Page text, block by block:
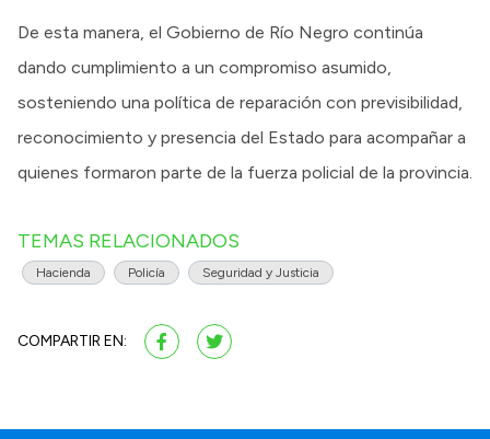
De esta manera, el Gobierno de Río Negro continúa
dando cumplimiento a un compromiso asumido,
sosteniendo una política de reparación con previsibilidad,
reconocimiento y presencia del Estado para acompañar a
quienes formaron parte de la fuerza policial de la provincia.
TEMAS RELACIONADOS
Hacienda Policía Seguridad y Justicia
COMPARTIR EN: